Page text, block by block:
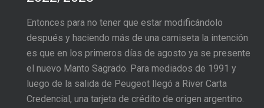
Entonces para no tener que estar modificándolo
después y haciendo más de una camiseta la intención
es que en los primeros días de agosto ya se presente
el nuevo Manto Sagrado. Para mediados de 1991 y
luego de la salida de Peugeot llegó a River Carta
Credencial, una tarjeta de crédito de origen argentino.